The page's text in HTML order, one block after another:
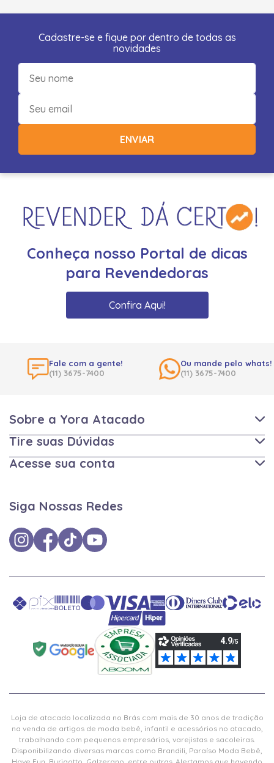
Cadastre-se e fique por dentro de todas as
novidades
ENVIAR
Conheça nosso Portal de dicas
para Revendedoras
Confira Aqui!
Fale com a gente!
(11) 3675-7400
Ou mande pelo whats!
(11) 3675-7400
Sobre a Yora Atacado
Tire suas Dúvidas
Acesse sua conta
Siga Nossas Redes
Loja de atacado localizada no Brás com mais de 30 anos de tradição
na venda de artigos de moda bebê, infantil e acessórios no atacado,
trabalhando com pequenos empresários, varejistas e sacoleiras.
Disponibilizando diversas marcas como Brandili, Paraíso Moda Bebê,